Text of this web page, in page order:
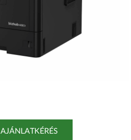
AJÁNLATKÉRÉS